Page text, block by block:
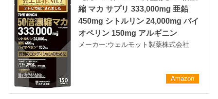
縮 マカ サプリ 333,000mg 亜鉛
450mg シトルリン 24,000mg バイ
オペリン 150mg アルギニン
メーカー:ウェルモット製薬株式会社
Amazon